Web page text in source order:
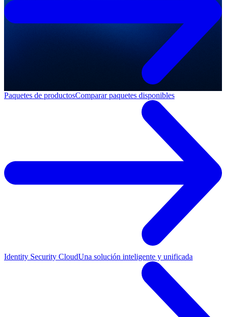
Paquetes de productosComparar paquetes disponibles
Identity Security CloudUna solución inteligente y unificada